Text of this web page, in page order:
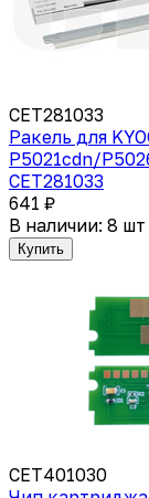
CET281033
Ракель для
P5021cdn/
CET281033
641 ₽
В наличии: 8 шт
Купить
CET401030